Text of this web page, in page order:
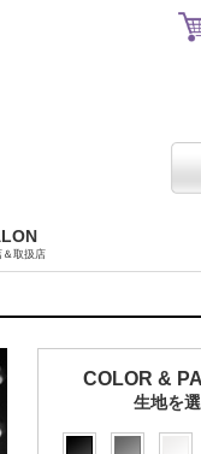
＆取扱店
COLOR &
生地を